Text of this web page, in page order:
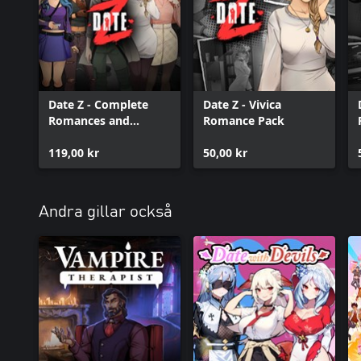
Date Z - Complete
Romances and
119,00 kr
Date Z - Vivica
Romance Pack
50,00 kr
Andra gillar också